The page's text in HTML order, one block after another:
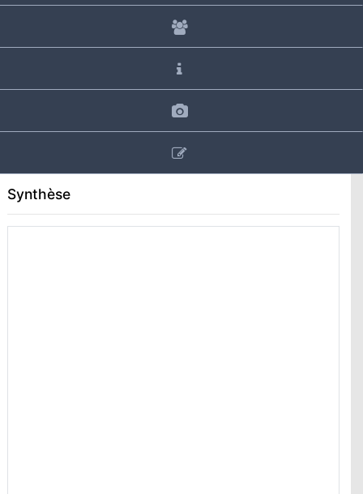
Synthèse